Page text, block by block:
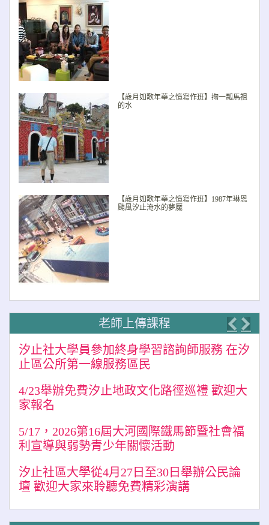
【歲月如歌年華之憶寫作班】掬一瓢馬祖
的水
【歲月如歌年華之憶寫作班】1987年琳恩
颱風汐止淹水的夢魘
老師上傳課程
汐止社大學員參加終身學習諮詢師服務 在汐
止區公所第一線服務區民
4/23舉辦免費汐止地政文化路徑巡禮 歡迎大
家報名
5/17，2026第16屆大河國際鐵馬節暨社會福
利宣導與弱勢青少年關懷活動
汐止社區大學從4月27日至30日舉辦公民論
壇 歡迎大家來聆聽免費精彩演講